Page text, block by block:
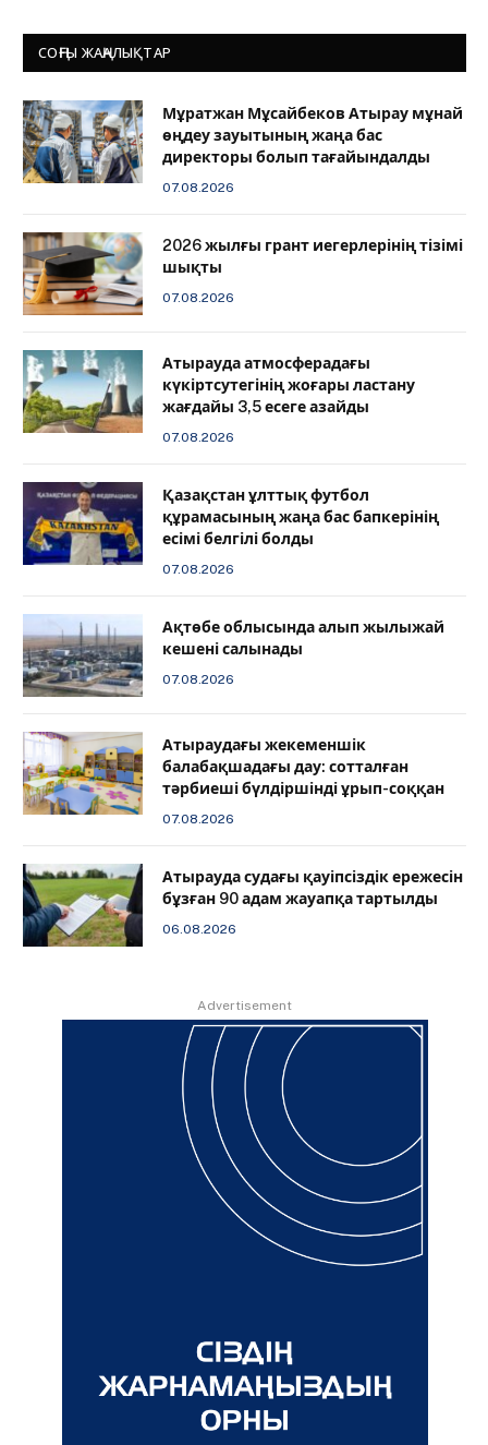
СОҢҒЫ ЖАҢАЛЫҚТАР
Мұратжан Мұсайбеков Атырау мұнай
өңдеу зауытының жаңа бас
директоры болып тағайындалды
07.08.2026
2026 жылғы грант иегерлерінің тізімі
шықты
07.08.2026
Атырауда атмосферадағы
күкіртсутегінің жоғары ластану
жағдайы 3,5 есеге азайды
07.08.2026
Қазақстан ұлттық футбол
құрамасының жаңа бас бапкерінің
есімі белгілі болды
07.08.2026
Ақтөбе облысында алып жылыжай
кешені салынады
07.08.2026
Атыраудағы жекеменшік
балабақшадағы дау: сотталған
тәрбиеші бүлдіршінді ұрып-соққан
07.08.2026
Атырауда судағы қауіпсіздік ережесін
бұзған 90 адам жауапқа тартылды
06.08.2026
Advertisement